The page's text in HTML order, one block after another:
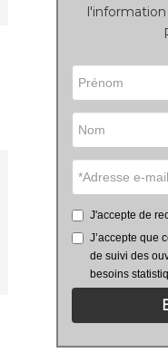
J'accepte de
J’accepte que
de suivi des
besoins